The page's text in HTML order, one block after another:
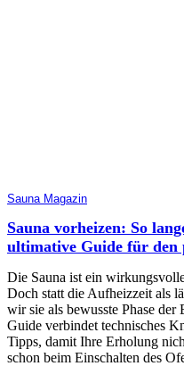
Sauna Magazin
Sauna vorheizen: So
ultimative Guide für den
Die Sauna ist ein
Doch statt die Aufheizzeit als
wir sie als bewusste Phase
Guide verbindet technisches
Tipps, damit Ihre Erholung
schon beim Einschalten des